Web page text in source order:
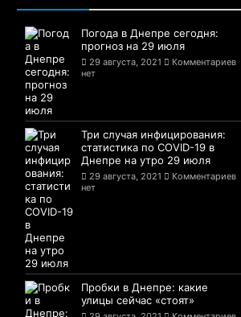
Погода в Днепре сегодня:
прогноз на 29 июля
29 августа, 2021
Комментариев
нет
Три случая инфицирования:
статистика по COVID-19 в
Днепре на утро 29 июля
29 августа, 2021
Комментариев
нет
Пробки в Днепре: какие
улицы сейчас «стоят»